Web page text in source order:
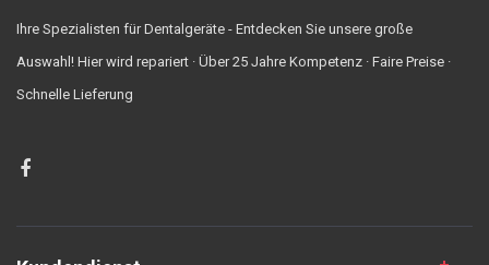
Ihre Spezialisten für Dentalgeräte - Entdecken Sie unsere große
Auswahl! Hier wird repariert · Über 25 Jahre Kompetenz · Faire Preise ·
Schnelle Lieferung